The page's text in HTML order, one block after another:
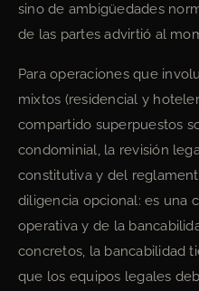
sino de ambigüedades
de las partes advirtió al
Para operaciones que
mixtos (residencial y
compartido superpuestos
condominial, la revisión
constitutiva y del
diligencia opcional: es una
operativa y de la
concretos, la bancabilidad
que los equipos legales